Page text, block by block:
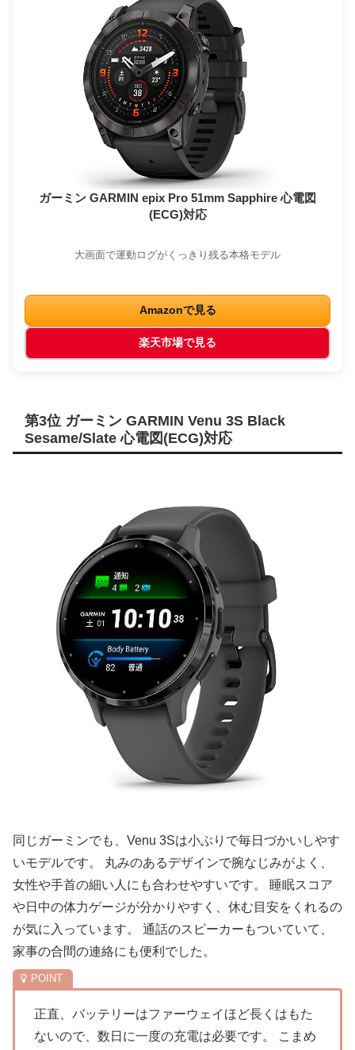
ガーミン GARMIN epix Pro 51mm Sapphire 心電図
(ECG)対応
大画面で運動ログがくっきり残る本格モデル
Amazonで見る
楽天市場で見る
第3位 ガーミン GARMIN Venu 3S Black
Sesame/Slate 心電図(ECG)対応
同じガーミンでも、Venu 3Sは小ぶりで毎日づかいしやす
いモデルです。 丸みのあるデザインで腕なじみがよく、
女性や手首の細い人にも合わせやすいです。 睡眠スコア
や日中の体力ゲージが分かりやすく、休む目安をくれるの
が気に入っています。 通話のスピーカーもついていて、
家事の合間の連絡にも便利でした。
正直、バッテリーはファーウェイほど長くはもた
ないので、数日に一度の充電は必要です。 こまめ